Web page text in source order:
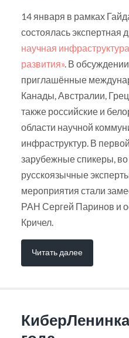
14 января в рамках
состоялась экспертная
научная
развития». В
приглашённые
Канады, Австралии,
также российские и
области научной
инфраструктур. В
зарубежные спикеры,
русскоязычные
мероприятия стали
РАН Сергей Паринов и
Кричел.
Читать далее